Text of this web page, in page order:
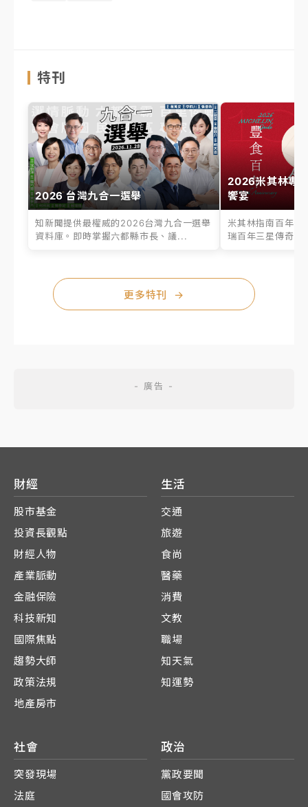
特刊
2026 台灣九合一選舉
知新聞提供最權威的2026台灣九合一選舉
資料庫。即時掌握六都縣市長、議...
2026米其林專
饗宴
米其林指南百年之
瑞百年三星傳奇、
更多特刊 →
財經
股市基金
投資長觀點
財經人物
產業脈動
金融保險
科技新知
國際焦點
趨勢大師
政策法規
地產房市
生活
交通
旅遊
食尚
醫藥
消費
文教
職場
知天氣
知運勢
社會
突發現場
法庭
政治
黨政要聞
國會攻防